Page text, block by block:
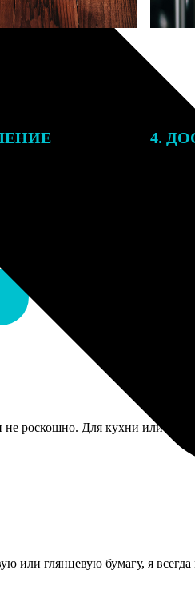
на email с
отправим заказ
с трек-номером для
4.
его в
роскошно. Для кухни или
или глянцевую бумагу, я всегда